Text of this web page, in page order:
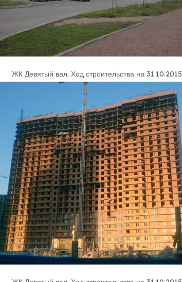
ЖК Девятый вал. Ход строительства на 31.10.2015